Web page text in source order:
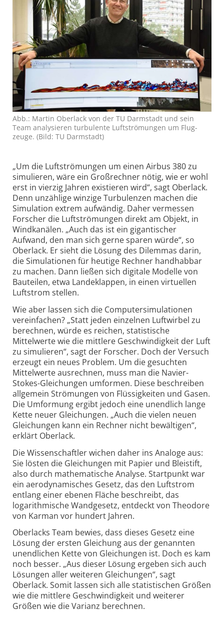
Abb.: Martin Oberlack von der TU Darm­stadt und sein
Team analy­sieren turbulente Luft­strömungen um Flug­
zeuge. (Bild: TU Darm­stadt)
„Um die Luftströmungen um einen Airbus 380 zu
simulieren, wäre ein Großrechner nötig, wie er wohl
erst in vierzig Jahren existieren wird“, sagt Oberlack.
Denn unzählige winzige Turbulenzen machen die
Simulation extrem aufwändig. Daher vermessen
Forscher die Luft­strömungen direkt am Objekt, in
Windkanälen. „Auch das ist ein gigantischer
Aufwand, den man sich gerne sparen würde“, so
Oberlack. Er sieht die Lösung des Dilemmas darin,
die Simulationen für heutige Rechner handhabbar
zu machen. Dann ließen sich digitale Modelle von
Bauteilen, etwa Landeklappen, in einen virtuellen
Luftstrom stellen.
Wie aber lassen sich die Computer­simulationen
vereinfachen? „Statt jeden einzelnen Luftwirbel zu
berechnen, würde es reichen, statistische
Mittelwerte wie die mittlere Geschwindig­keit der Luft
zu simulieren“, sagt der Forscher. Doch der Versuch
erzeugt ein neues Problem. Um die gesuchten
Mittelwerte ausrechnen, muss man die Navier-
Stokes-Gleichungen umformen. Diese beschreiben
allgemein Strömungen von Flüssigkeiten und Gasen.
Die Umformung ergibt jedoch eine unendlich lange
Kette neuer Gleichungen. „Auch die vielen neuen
Gleichungen kann ein Rechner nicht bewältigen“,
erklärt Oberlack.
Die Wissenschaftler wichen daher ins Analoge aus:
Sie lösten die Gleichungen mit Papier und Bleistift,
also durch mathematische Analyse. Startpunkt war
ein aero­dynamisches Gesetz, das den Luftstrom
entlang einer ebenen Fläche beschreibt, das
logarithmische Wandgesetz, entdeckt von Theodore
von Karman vor hundert Jahren.
Oberlacks Team bewies, dass dieses Gesetz eine
Lösung der ersten Gleichung aus der genannten
unendlichen Kette von Gleichungen ist. Doch es kam
noch besser. „Aus dieser Lösung ergeben sich auch
Lösungen aller weiteren Gleichungen“, sagt
Oberlack. Somit lassen sich alle statistischen Größen
wie die mittlere Geschwindig­keit und weiterer
Größen wie die Varianz berechnen.